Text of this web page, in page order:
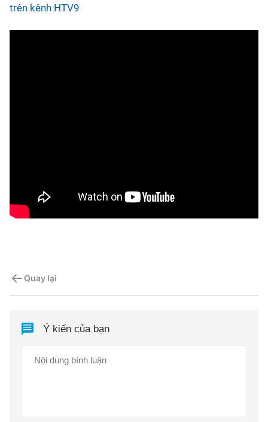
trên kênh HTV9
Quay lại
Ý kiến của bạn